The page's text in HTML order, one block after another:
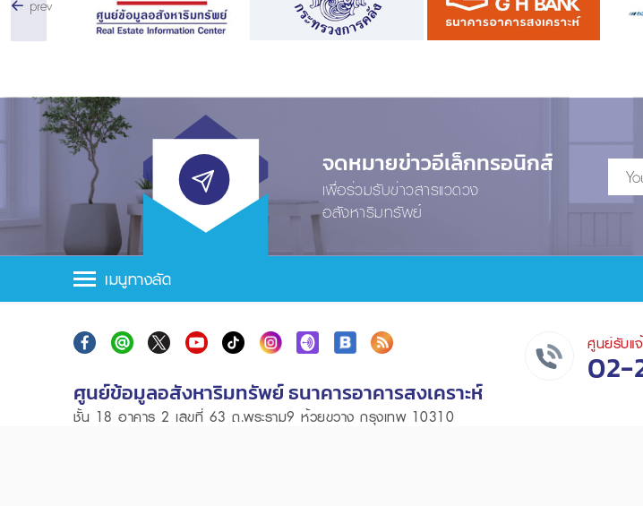
prev
จดหมายข่าวอีเล็กทรอนิกส์
เพื่อร่วมรับข่าวสารแวดวง
อสังหาริมทรัพย์
เมนูทางลัด
ศูนย์ข้อมูลอสังหาริมทรัพย์ ธนาคารอาคารสงเคราะห์
ชั้น 18 อาคาร 2 เลขที่ 63 ถ.พระราม9 ห้วยขวาง กรุงเทพ 10310
ศูนย์รับแ
02-